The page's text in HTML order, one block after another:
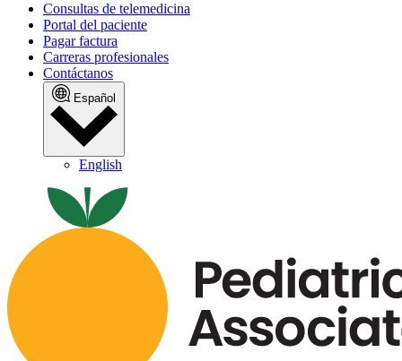
Consultas de telemedicina
Portal del paciente
Pagar factura
Carreras profesionales
Contáctanos
Español
English